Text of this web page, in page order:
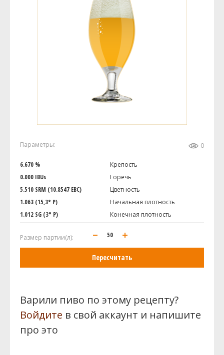
Параметры: 0
6.670 %
Крепость
0.000 IBUs
Горечь
5.510 SRM (10.8547 EBC)
Цветность
1.063 (15,3° P)
Начальная плотность
1.012 SG (3° P)
Конечная плотность
Размер партии(л):
Пересчитать
Варили пиво по этому рецепту?
Войдите в свой аккаунт и напишите
про это